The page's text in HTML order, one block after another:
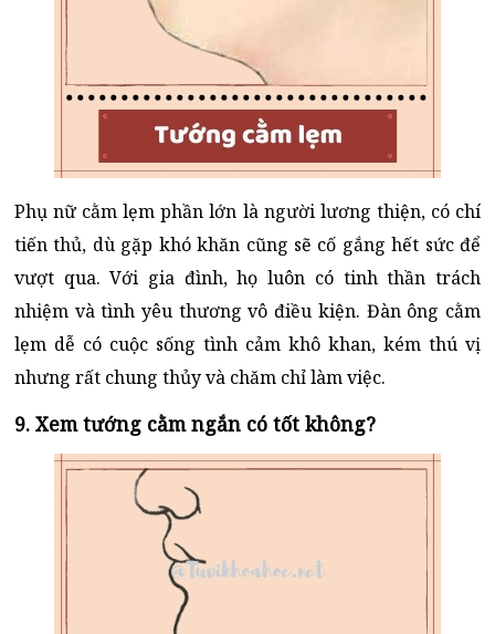
Phụ nữ cằm lẹm phần lớn là người lương thiện, có chí
tiến thủ, dù gặp khó khăn cũng sẽ cố gắng hết sức để
vượt qua. Với gia đình, họ luôn có tinh thần trách
nhiệm và tình yêu thương vô điều kiện. Đàn ông cằm
lẹm dễ có cuộc sống tình cảm khô khan, kém thú vị
nhưng rất chung thủy và chăm chỉ làm việc.
9. Xem tướng cằm ngắn có tốt không?